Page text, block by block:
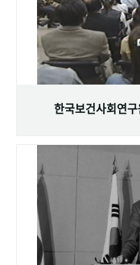
한국보건사회연